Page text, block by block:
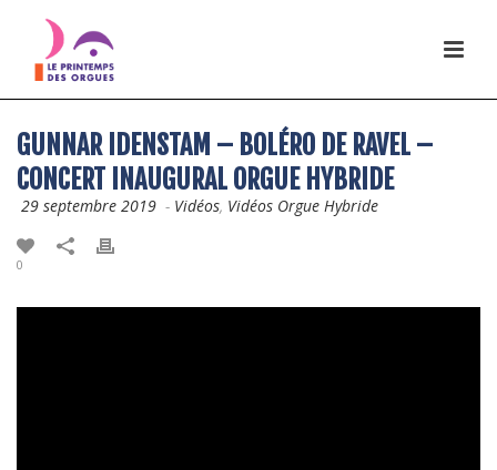
GUNNAR IDENSTAM – BOLÉRO DE RAVEL –
CONCERT INAUGURAL ORGUE HYBRIDE
29 septembre 2019 - Vidéos, Vidéos Orgue Hybride
0